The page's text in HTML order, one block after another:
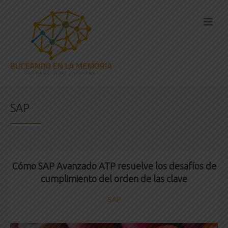
SAP
Cómo SAP Avanzado ATP resuelve los desafíos de
cumplimiento del orden de las clave
SAP